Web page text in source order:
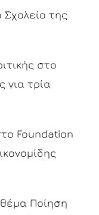
Σχολείο της
στο
για τρία
Foundation
θέμα Ποίηση